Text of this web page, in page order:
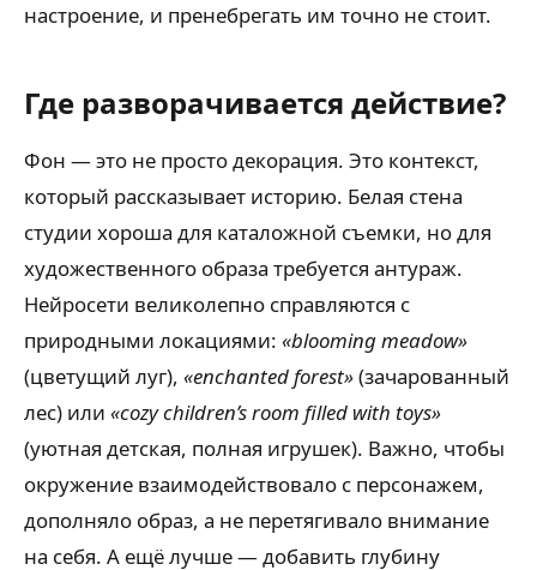
настроение, и пренебрегать им точно не стоит.
Где разворачивается действие?
Фон — это не просто декорация. Это контекст,
который рассказывает историю. Белая стена
студии хороша для каталожной съемки, но для
художественного образа требуется антураж.
Нейросети великолепно справляются с
природными локациями: «blooming meadow»
(цветущий луг), «enchanted forest»(зачарованный
лес) или «cozy children’s room filled with toys»
(уютная детская, полная игрушек). Важно, чтобы
окружение взаимодействовало с персонажем,
дополняло образ, а не перетягивало внимание
на себя. А ещё лучше — добавить глубину